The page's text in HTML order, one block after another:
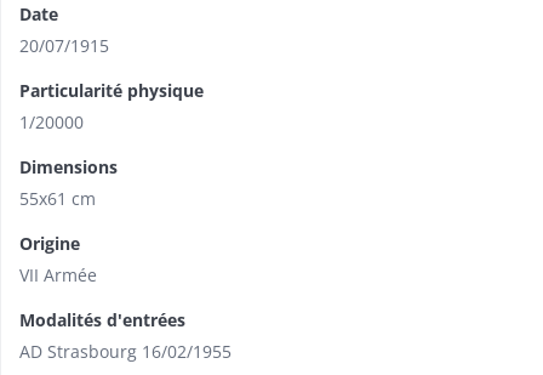
Date
20/07/1915
Particularité physique
1/20000
Dimensions
55x61 cm
Origine
VII Armée
Modalités d'entrées
AD Strasbourg 16/02/1955